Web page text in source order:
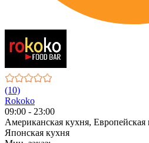
(10)
Rokoko
09:00 - 23:00
Американская кухня, Европейская
Японская кухня